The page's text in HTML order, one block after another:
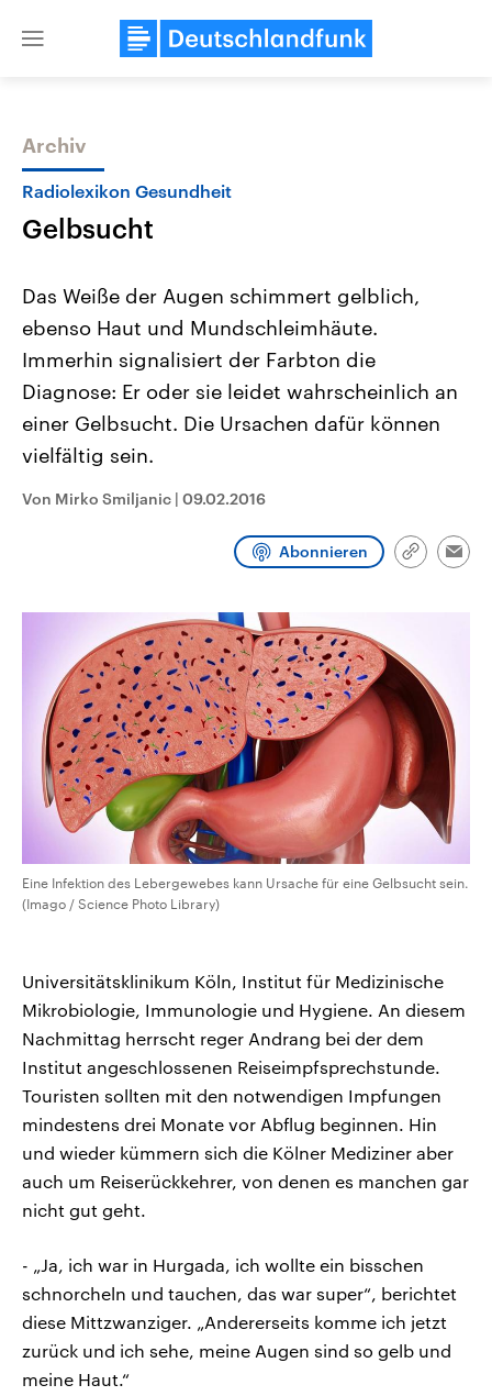
Close
Themen
Landtagswahl Sachsen-Anhalt
2026
Alle Informationen
Sachsen-Anhalt wählt am 6.
September 2026 einen neuen
Landtag. Seit 2021 wird das
Bundesland von einer Koalition aus
CDU, SPD und FDP regiert.-
Wahlprogramme, aktuelle Berichte
und Hintergründe zu den Parteien
USA
Aktuelle Beiträge,
Hintergründe
Wirtschaftlich und
Programm Podcasts
Audio-Archiv
Archiv
Radiolexikon Gesundheit
Gelbsucht
Das Weiße der Augen schimmert gelblich,
ebenso Haut und Mundschleimhäute.
Immerhin signalisiert der Farbton die
Diagnose: Er oder sie leidet wahrscheinlich an
einer Gelbsucht. Die Ursachen dafür können
vielfältig sein.
Von Mirko Smiljanic | 09.02.2016
Abonnieren
Link
Eine Infektion des Lebergewebes kann Ursache für eine Gelbsucht sein.
(Imago / Science Photo Library)
Universitätsklinikum Köln, Institut für Medizinische
Mikrobiologie, Immunologie und Hygiene. An diesem
Nachmittag herrscht reger Andrang bei der dem
Institut angeschlossenen Reiseimpfsprechstunde.
Touristen sollten mit den notwendigen Impfungen
mindestens drei Monate vor Abflug beginnen. Hin
und wieder kümmern sich die Kölner Mediziner aber
auch um Reiserückkehrer, von denen es manchen gar
nicht gut geht.
- „Ja, ich war in Hurgada, ich wollte ein bisschen
schnorcheln und tauchen, das war super“, berichtet
diese Mittzwanziger. „Andererseits komme ich jetzt
zurück und ich sehe, meine Augen sind so gelb und
meine Haut.“